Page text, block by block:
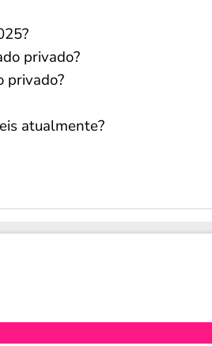
privado?
privado?
atualmente?